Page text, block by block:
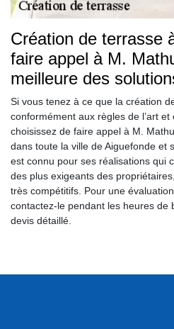
Création de terrasse
faire appel à M.
meilleure des
Si vous tenez à ce que la création
conformément aux règles de l’art
choisissez de faire appel à M.
dans toute la ville de Aiguefonde et
est connu pour ses réalisations qui
des plus exigeants des
très compétitifs. Pour une
contactez-le pendant les heures de
devis détaillé.